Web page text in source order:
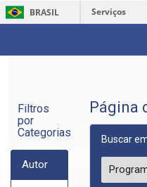
BRASIL
Serviços
Página
Buscar
Filtros
por
Categorias
Autor